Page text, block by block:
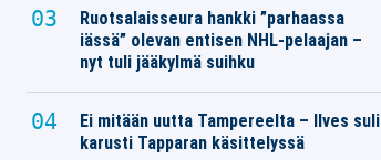
Ruotsalaisseura hankki ”parhaassa
iässä” olevan entisen NHL-pelaajan –
nyt tuli jääkylmä suihku
Ei mitään uutta Tampereelta – Ilves suli
karusti Tapparan käsittelyssä